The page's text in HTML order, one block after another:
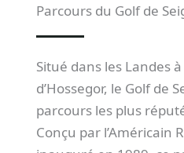
Parcours du Golf de
Situé dans les Landes
d’Hossegor, le Golf de
parcours les plus
Conçu par l’Américain